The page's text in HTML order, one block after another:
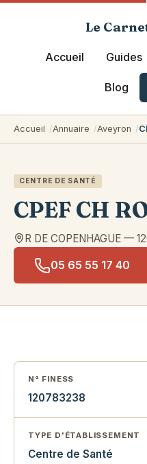
Le
Accueil Guides
Blog
Accueil Annuaire Aveyron
CENTRE DE SANTÉ
CPEF CH
R DE COPENHAGUE —
05 65 55 17 40
N° FINESS
120783238
TYPE D'ÉTABLISSEMENT
Centre de Santé